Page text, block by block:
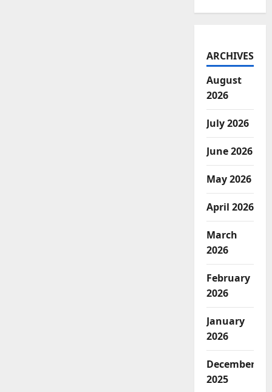
ARCHIVES
August
2026
July 2026
June 2026
May 2026
April 2026
March
2026
February
2026
January
2026
December
2025